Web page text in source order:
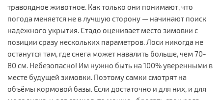
травоядное животное. Как только они понимают, что
погода меняется не в лучшую сторону — начинают поиск
надёжного укрытия. Стадо оценивает место зимовки с
позиции сразу нескольких параметров. Лоси никогда не
останутся там, где снега может навалить больше, чем 70-
80 см. Небезопасно! Им нужно быть на 100% уверенными в
месте будущей зимовки. Поэтому самки смотрят на
объёмы кормовой базы. Если достаточно и для них, и для